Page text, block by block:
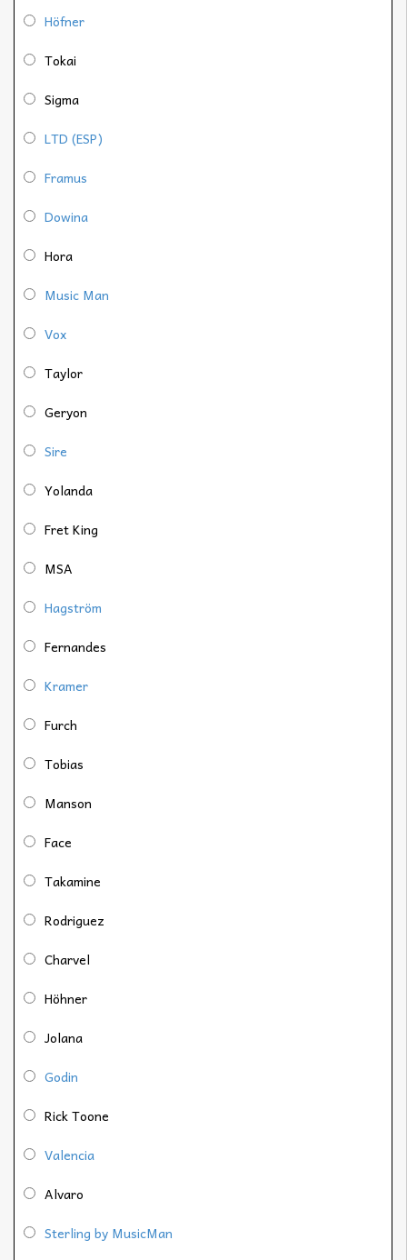
Höfner
Tokai
Sigma
LTD (ESP)
Framus
Dowina
Hora
Music Man
Vox
Taylor
Geryon
Sire
Yolanda
Fret King
MSA
Hagström
Fernandes
Kramer
Furch
Tobias
Manson
Face
Takamine
Rodriguez
Charvel
Höhner
Jolana
Godin
Rick Toone
Valencia
Alvaro
Sterling by MusicMan